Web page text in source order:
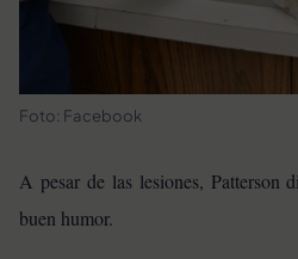
Foto: Facebook
A pesar de las lesiones, Patterson
buen humor.